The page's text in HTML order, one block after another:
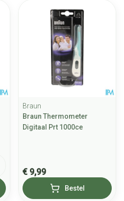
Braun
Braun Thermometer
Digitaal Prt 1000ce
€ 9,99
Bestel